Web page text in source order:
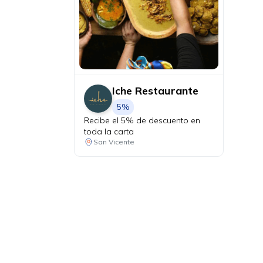
Iche Restaurante
5%
Recibe el 5% de descuento en
toda la carta
San Vicente